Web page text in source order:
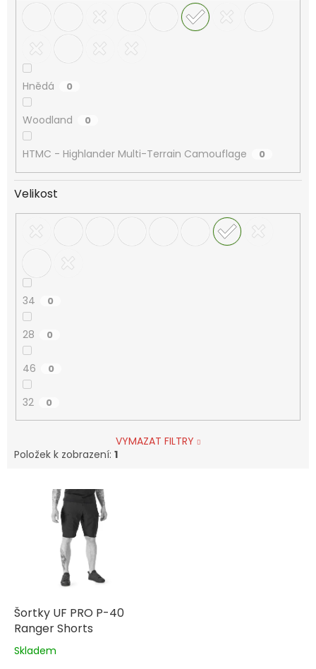
Hnědá 0
Woodland 0
HTMC - Highlander Multi-Terrain Camouflage 0
Velikost
34 0
28 0
46 0
32 0
VYMAZAT FILTRY
Položek k zobrazení: 1
dŠortky UF PRO P-40
Ranger Shorts
Průměrné
Skladem